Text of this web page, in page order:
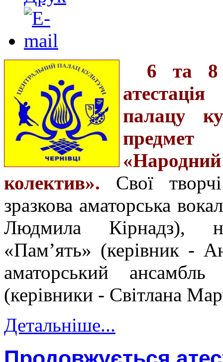
6 та 8
палацу
предмет
колектив». Свої
зразкова аматорська
Людмила Кірнадз),
«Пам’ять» (керівник -
аматорський
(керівники - Світлана
Детальніше...